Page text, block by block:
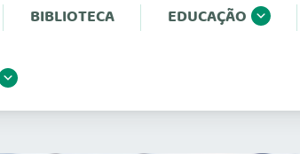
BIBLIOTECA EDUCAÇÃO